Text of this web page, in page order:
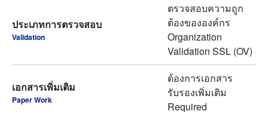
ประเภทการตรวจสอบ
Validation
ตรวจสอบความถูก
ต้องขององค์กร
Organization
Validation SSL (OV)
เอกสารเพิ่มเติม
Paper Work
ต้องการเอกสาร
รับรองเพิ่มเติม
Required